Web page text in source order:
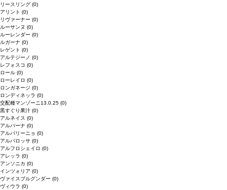
リースリング (0)
アリント (0)
リヴァーナー (0)
ルーサンヌ (0)
ルーレンダー (0)
ルガーナ (0)
レゲント (0)
アルテジーノ (0)
レフォスコ (0)
ロール (0)
ローレイロ (0)
ロンガネージ (0)
ロンディネッラ (0)
交配種マンゾーニ13.0.25 (0)
黒すぐり果汁 (0)
アルネイス (0)
アルバーナ (0)
アルバリーニョ (0)
アルバロッサ (0)
アルフロシェイロ (0)
アレッラ (0)
アンソニカ (0)
インツォリア (0)
ヴァイスブルグンダー (0)
ヴィウラ (0)